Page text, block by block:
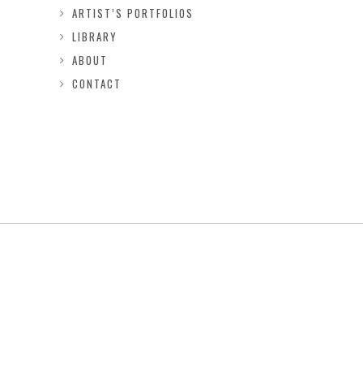
ARTIST’S PORTFOLIOS
LIBRARY
ABOUT
CONTACT